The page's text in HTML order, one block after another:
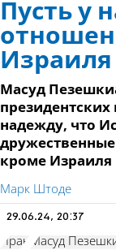
Пусть у
Израиля
Масуд
надежду, что
кроме Израиля
Марк Штоде
29.06.24, 20:37
Иран Масуд